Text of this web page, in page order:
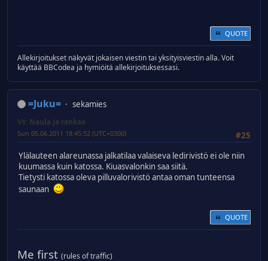
QUOTE
Allekirjoitukset näkyvät jokaisen viestin tai yksityisviestin alla. Voit
käyttää BBCodea ja hymiöitä allekirjoituksessasi.
=Juku= sekamies
Vs: Naula ja rankaa
#25
Sun 05.06.2011 18:45:52 (UTC+0300)
Ylälauteen alareunassa jalkatilaa valaiseva ledirivistö ei ole niin
kuumassa kuin katossa. Kiuasvalonkin saa siitä.
Tietysti katossa oleva pilluvalorivistö antaa oman tunteensa
saunaan
QUOTE
Me first (rules of traffic)